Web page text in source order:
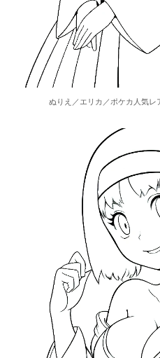
ぬりえ／エリカ／ポケカ人気